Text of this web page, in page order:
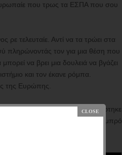
που τρως τα ΕΣΠΑ που σου
ρε τελευταίε. Αντί να τα τρώει στα
πληρώνοντάς τον για μια θέση που
να βρει μια δουλειά να βγάζει
και τον έκανε ρόμπα.
της Ευρώπης.
Ευρωπαίος Γερούν, δεν το σκέφτηκε
Γιατί αυτός ο τόπος έχει λαμπρό